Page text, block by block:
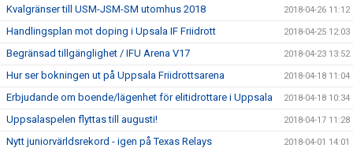
Kvalgränser till USM-JSM-SM utomhus 2018 2018-04-26 11:12
Handlingsplan mot doping i Upsala IF Friidrott 2018-04-25 12:03
Begränsad tillgänglighet / IFU Arena V17 2018-04-23 13:52
Hur ser bokningen ut på Uppsala Friidrottsarena 2018-04-18 11:04
Erbjudande om boende/lägenhet för elitidrottare i Uppsala 2018-04-18 10:34
Uppsalaspelen flyttas till augusti! 2018-04-17 11:28
Nytt juniorvärldsrekord - igen på Texas Relays 2018-04-01 14:01